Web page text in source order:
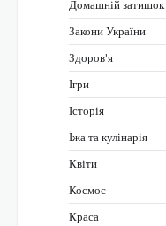
Домашній затишок
Закони України
Здоров'я
Ігри
Історія
Їжа та кулінарія
Квіти
Космос
Краса